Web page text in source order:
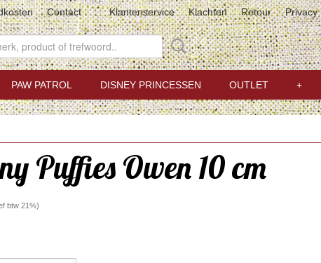
Contact Klantenservice Klachten Retour Privacy
PAW PATROL DISNEY PRINCESSEN OUTLET +
Puffies Owen 10 cm
btw 21%)